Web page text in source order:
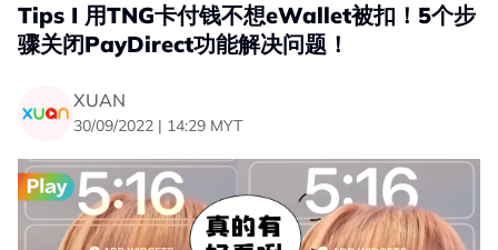
Tips I 用TNG卡付钱不想eWallet被扣！5个步
骤关闭PayDirect功能解决问题！
XUAN
30/09/2022 | 14:29 MYT